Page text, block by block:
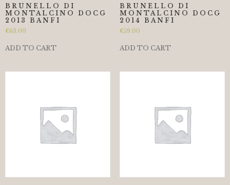
BRUNELLO DI
MONTALCINO DOCG
2013 BANFI
€63.00
ADD TO CART
BRUNELLO DI
MONTALCINO DOCG
2014 BANFI
€59.00
ADD TO CART